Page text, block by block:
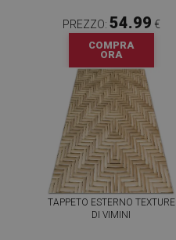
PREZZO: 54.99 €
COMPRA
ORA
TAPPETO ESTERNO TEXTURE
DI VIMINI